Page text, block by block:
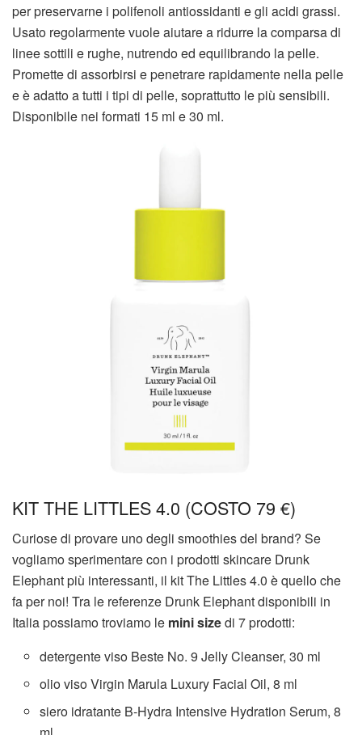
per preservarne i polifenoli antiossidanti e gli acidi grassi.
Usato regolarmente vuole aiutare a ridurre la comparsa di
linee sottili e rughe, nutrendo ed equilibrando la pelle.
Promette di assorbirsi e penetrare rapidamente nella pelle
e è adatto a tutti i tipi di pelle, soprattutto le più sensibili.
Disponibile nei formati 15 ml e 30 ml.
KIT THE LITTLES 4.0 (COSTO 79 €)
Curiose di provare uno degli smoothies del brand? Se
vogliamo sperimentare con i prodotti skincare Drunk
Elephant più interessanti, il kit The Littles 4.0 è quello che
fa per noi! Tra le referenze Drunk Elephant disponibili in
Italia possiamo troviamo le mini sizedi 7 prodotti:
detergente viso Beste No. 9 Jelly Cleanser, 30 ml
olio viso Virgin Marula Luxury Facial Oil, 8 ml
siero idratante B-Hydra Intensive Hydration Serum, 8